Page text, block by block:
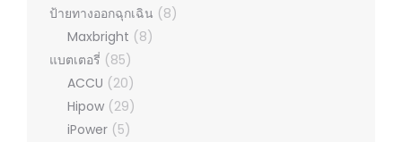
ป้ายทางออกฉุกเฉิน (8)
Maxbright (8)
แบตเตอรี่ (85)
ACCU (20)
Hipow (29)
iPower (5)